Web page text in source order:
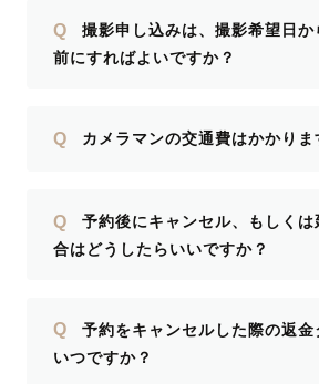
Q
撮影申し込みは、撮影希望日か
前にすればよいですか？
Q カメラマンの交通費はかかりま
Q
予約後にキャンセル、もしく
合はどうしたらいいですか？
Q
予約をキャンセルした際の返金
いつですか？